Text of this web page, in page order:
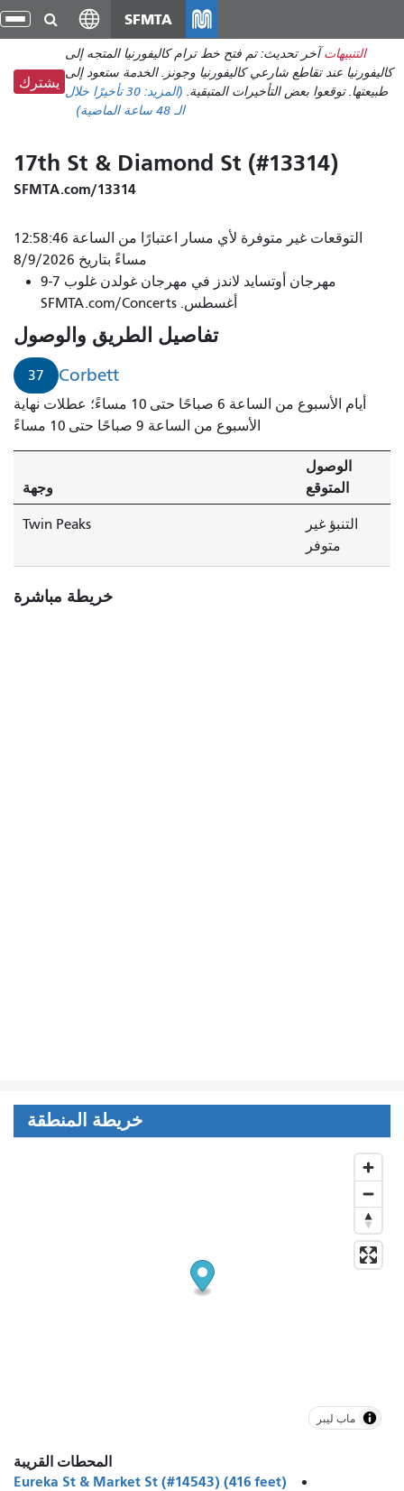
انتقل
إلى
المحتوى
الرئيسي
SFMTA
التنبيهات آخر تحديث: تم فتح خط ترام كاليفورنيا المتجه إلى
كاليفورنيا عند تقاطع شارعي كاليفورنيا وجونز. الخدمة ستعود إلى
طبيعتها. توقعوا بعض التأخيرات المتبقية. (المزيد: 30 تأخيرًا
خلال
الـ 48 ساعة الماضية)
يشترك
17th St & Diamond St (#13314)
SFMTA.com/13314
التوقعات غير متوفرة لأي مسار اعتبارًا من الساعة 12:58:46
مساءً بتاريخ 8/9/2026
مهرجان أوتسايد لاندز في مهرجان غولدن غلوب 7-9
أغسطس. SFMTA.com/Concerts
تفاصيل الطريق والوصول
37 Corbett
أيام الأسبوع من الساعة 6 صباحًا حتى 10 مساءً؛ عطلات نهاية
الأسبوع من الساعة 9 صباحًا حتى 10 مساءً
وجهة
الوصول
المتوقع
Twin Peaks
التنبؤ غير
متوفر
خريطة مباشرة
خريطة المنطقة
ماب ليبر
المحطات القريبة
Eureka St & Market St (#14543) (416 feet)